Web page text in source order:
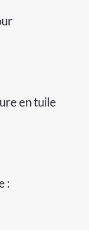
en tuile
: